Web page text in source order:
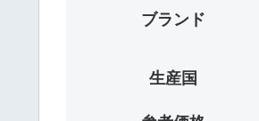
ブランド
生産国